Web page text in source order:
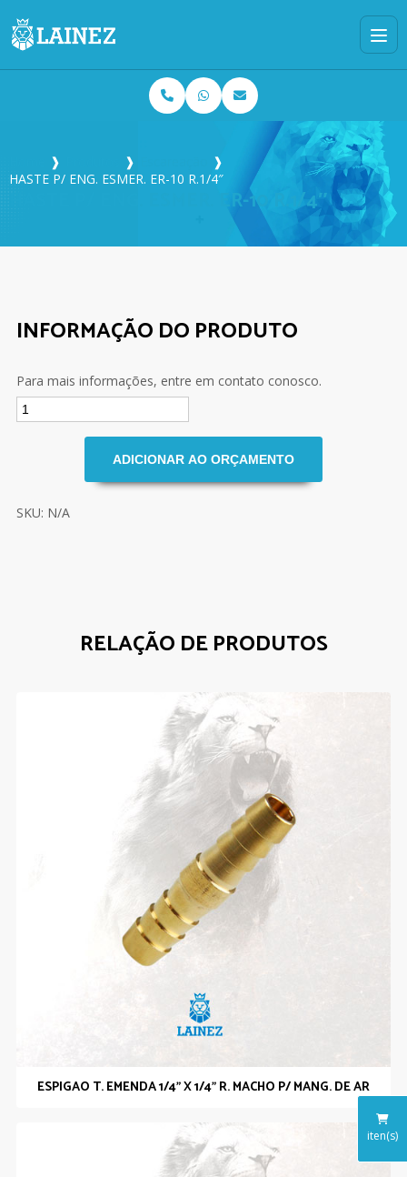
iten(s)
❱ ❱
❱
HASTE P/ ENG. ESMER. ER-10 R.1/4″
HASTE P/ ENG. ESMER. ER-10 R.1/4″
INFORMAÇÃO DO PRODUTO
Para mais informações, entre em contato conosco.
SKU: N/A
RELAÇÃO DE PRODUTOS
ESPIGAO T. EMENDA 1/4” X 1/4” R. MACHO P/ MANG. DE AR